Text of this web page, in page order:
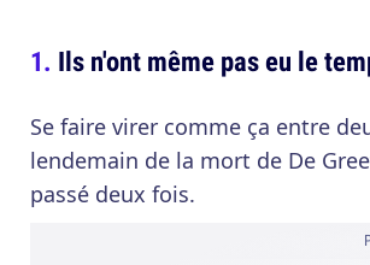
Ils n'ont même pas eu le
Se faire virer comme ça entre
lendemain de la mort de De
passé deux fois.